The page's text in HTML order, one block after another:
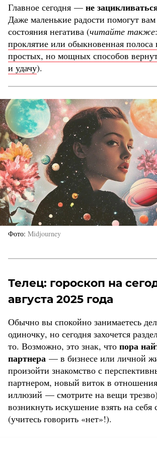
Главное сегодня — не
Даже маленькие радости помогут
состояния негатива (читайте также:
проклятие или обыкновенная полоса
простых, но мощных способов
и удачу).
Фото Midjourney
Телец: гороскоп на
августа 2025 года
Обычно вы спокойно занимаетесь
одиночку, но сегодня захочется
то. Возможно, это знак, что пора
партнера — в бизнесе или личной
произойти знакомство с
партнером, новый виток в
иллюзий — смотрите на вещи
возникнуть искушение взять на
(учитесь говорить «нет»!).